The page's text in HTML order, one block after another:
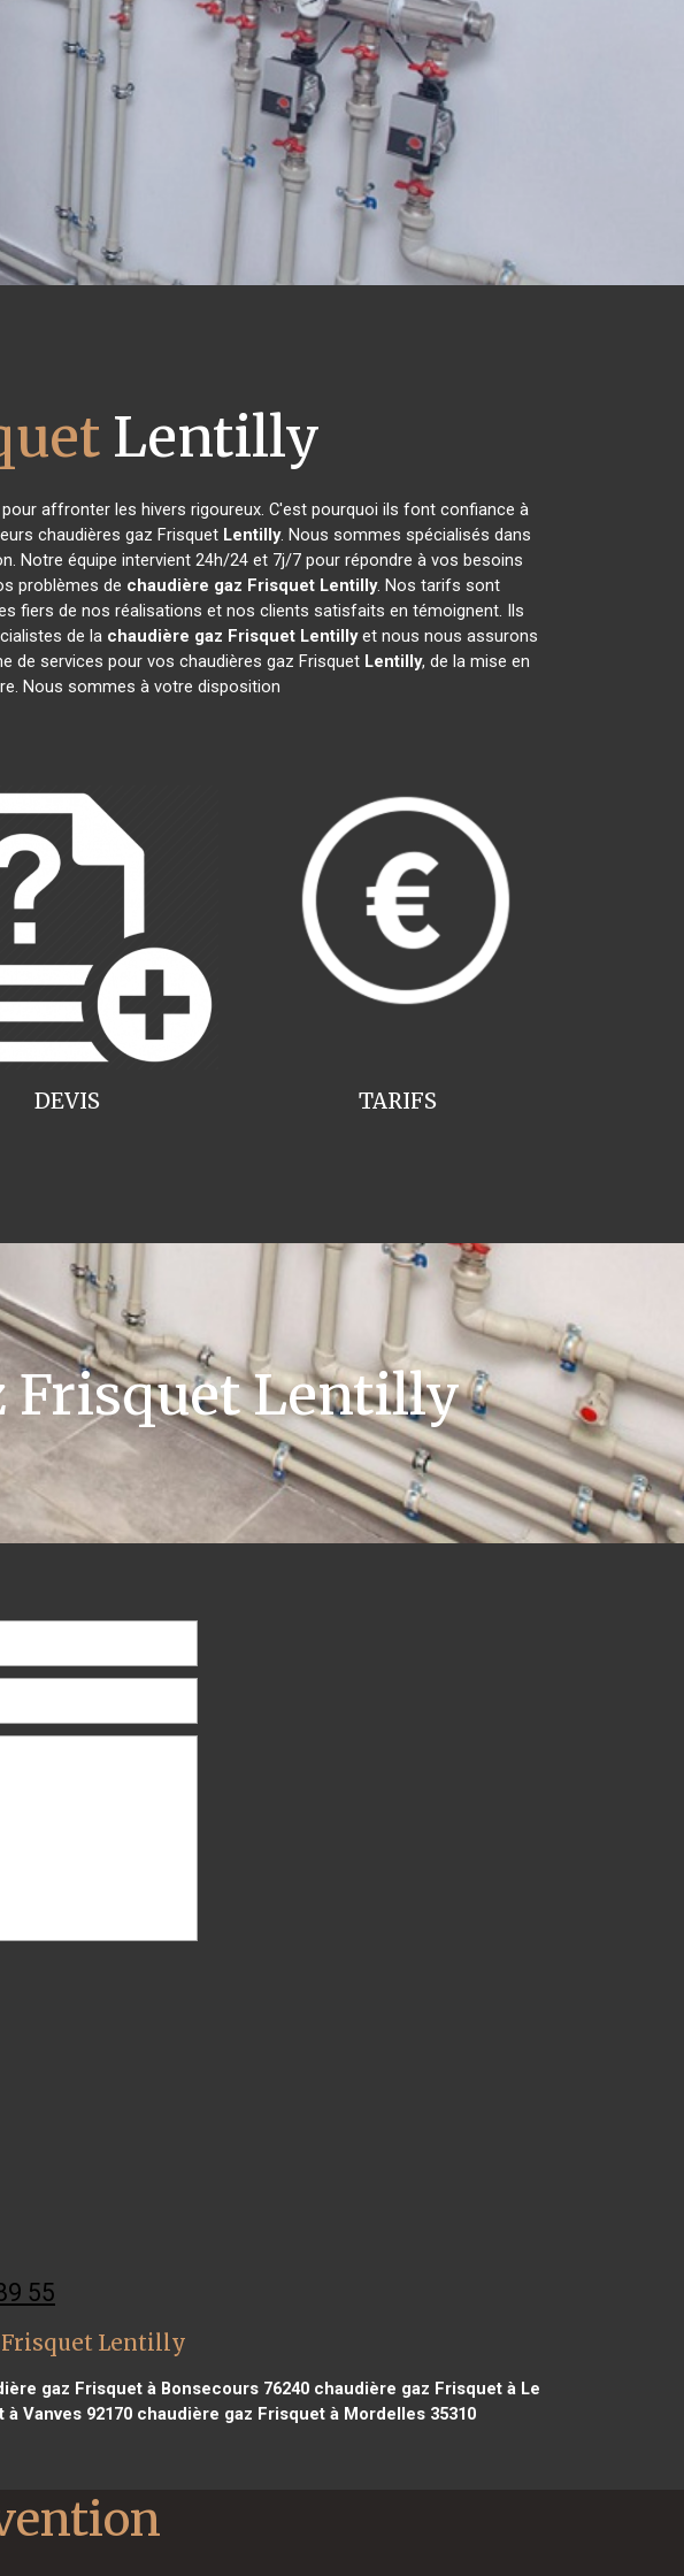
Lentilly
affronter les hivers rigoureux. C'est pourquoi ils font confiance à
chaudières gaz Frisquet Lentilly. Nous sommes spécialisés dans
Notre équipe intervient 24h/24 et 7j/7 pour répondre à vos besoins
problèmes de chaudière gaz Frisquet Lentilly. Nos tarifs sont
fiers de nos réalisations et nos clients satisfaits en témoignent. Ils
de la chaudière gaz Frisquet Lentillyet nous nous assurons
de services pour vos chaudières gaz Frisquet Lentilly, de la mise en
Nous sommes à votre disposition
TARIFS
DEVIS
Frisquet Lentilly
55
Lentilly
gaz Frisquet à Bonsecours 76240 chaudière gaz Frisquet à Le
Vanves 92170 chaudière gaz Frisquet à Mordelles 35310